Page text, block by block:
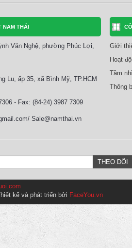
NAM THÁI
Văn Nghệ, phường Phúc Lợi,
Lu, ấp 35, xã Bình Mỹ, TP.HCM
- Fax: (84-24) 3987 7309
Sale@namthai.vn
Giới
Hoạt
Tầm
Thông
kế và phát triển bởi FaceYou.vn